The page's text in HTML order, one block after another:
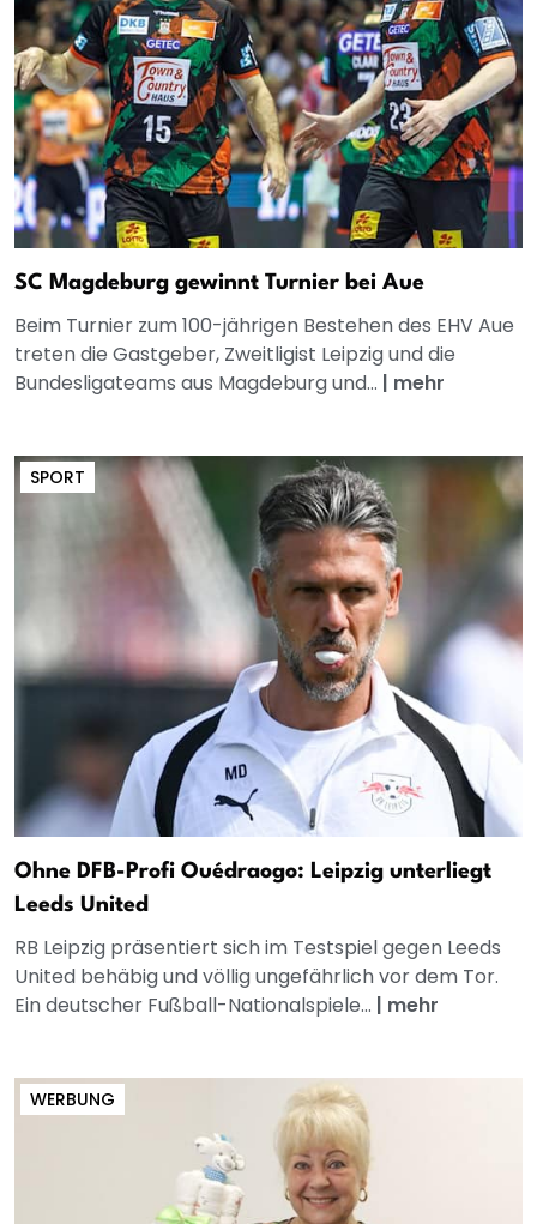
SC Magdeburg gewinnt Turnier bei Aue
Beim Turnier zum 100-jährigen Bestehen des EHV Aue
treten die Gastgeber, Zweitligist Leipzig und die
Bundesligateams aus Magdeburg und... | mehr
SPORT
Ohne DFB-Profi Ouédraogo: Leipzig unterliegt
Leeds United
RB Leipzig präsentiert sich im Testspiel gegen Leeds
United behäbig und völlig ungefährlich vor dem Tor.
Ein deutscher Fußball-Nationalspiele... | mehr
WERBUNG